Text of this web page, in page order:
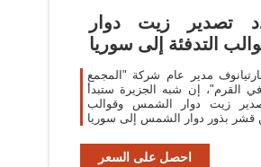
تصدير زيت دوار
التدفئة إلى سوريا
مدير عام شركة "المجمع
في القرم"، إن شبه الجزيرة ستبدأ
زيت دوار الشمس وقوالب
احصل على السعر